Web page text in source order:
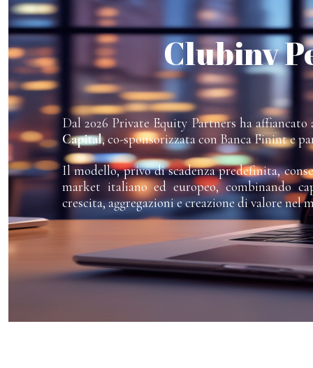
Clubinv
Dal 2026 Private Equity Partners ha
Capital, co-sponsorizzata con Banca Finint e
Il modello, privo di scadenza predefinita,
market italiano ed europeo, combinando
crescita, aggregazioni e creazione di valore nel